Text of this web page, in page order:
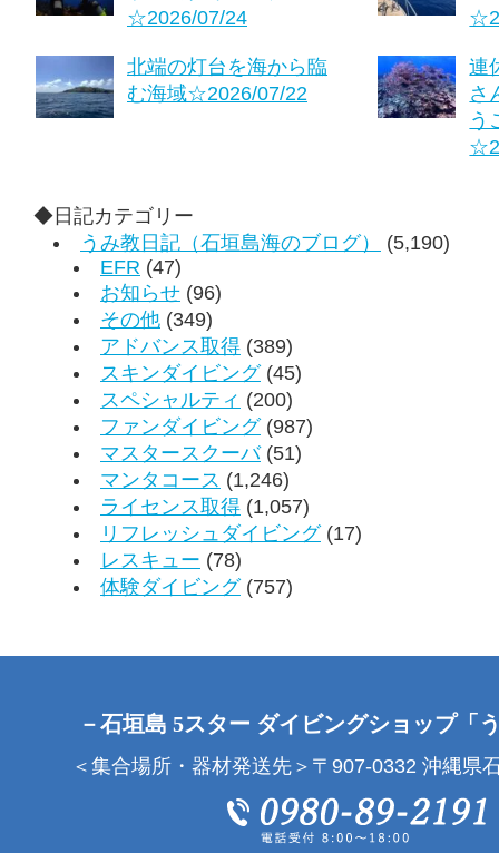
☆2026/07/24
北端の灯台を海から臨
む海域☆2026/07/22
連
さ
う
◆日記カテゴリー
うみ教日記（石垣島海のブログ）
(5,190)
EFR (47)
お知らせ (96)
その他 (349)
アドバンス取得 (389)
スキンダイビング(45)
スペシャルティ (200)
ファンダイビング(987)
マスタースクーバ(51)
マンタコース (1,246)
ライセンス取得 (1,057)
リフレッシュダイビング(17)
レスキュー (78)
体験ダイビング(757)
－石垣島 5スター ダイビングショップ「
＜集合場所・器材発送先＞〒907-0332 沖縄県